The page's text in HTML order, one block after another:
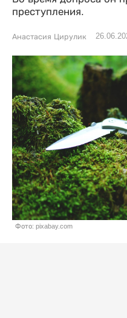
преступления.
Анастасия Цирулик
Фото: pixabay.com